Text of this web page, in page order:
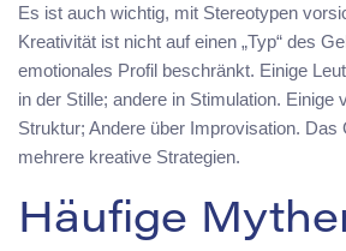
Es ist auch wichtig, mit Stereotypen
Kreativität ist nicht auf einen „Typ“ des
emotionales Profil beschränkt. Einige
in der Stille; andere in Stimulation. Einige
Struktur; Andere über Improvisation. Das
mehrere kreative Strategien.
Häufige